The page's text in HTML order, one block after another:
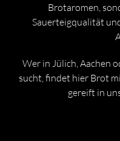
Brotaromen,
Sauerteigqualität
Wer in Jülich, Aachen
sucht, findet hier Brot
gereift in